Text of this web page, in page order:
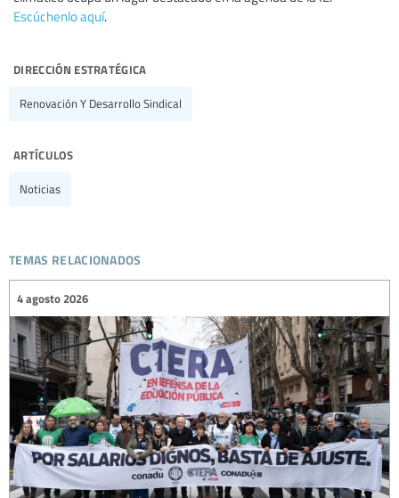
Escúchenlo aquí.
dirección estratégica
Renovación Y Desarrollo Sindical
artículos
Noticias
temas relacionados
4 agosto 2026